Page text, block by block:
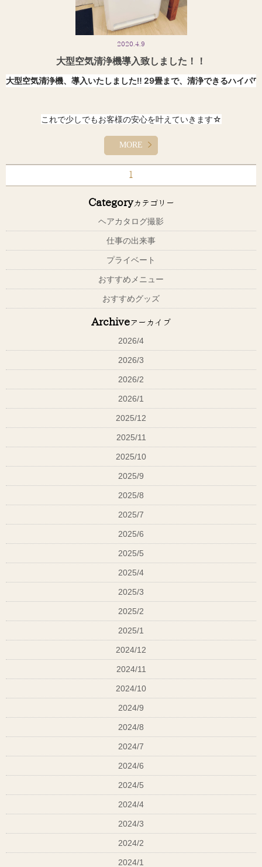
みて下さい！！
似合わない色を知るのも大切です！！
2020.4.9
大型空気清浄機導入致しました！！
大型空気清浄機、導入いたしました‼️ 29畳まで、清浄できるハイパ
これで少しでもお客様の安心を叶えていきます☆
いい感じです！！少しでも店内が快適で安心していただけるよう
に！！ハピエルは緊急事態措置がかかるまでは営業頑張ります！！
DAIKIN MC８０Ｔ―Ｗ
MORE
1
Categoryカテゴリー
ヘアカタログ撮影
仕事の出来事
プライベート
おすすめメニュー
おすすめグッズ
Archiveアーカイブ
2026/4
2026/3
2026/2
2026/1
2025/12
2025/11
2025/10
2025/9
2025/8
2025/7
2025/6
2025/5
2025/4
2025/3
2025/2
2025/1
2024/12
2024/11
2024/10
2024/9
2024/8
2024/7
2024/6
2024/5
2024/4
2024/3
2024/2
2024/1